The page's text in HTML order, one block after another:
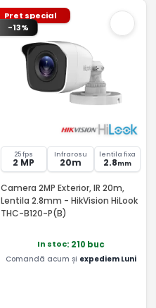
Pret special
-13%
25 fps
2 MP
Infrarosu
20m
lentila fixa
2.8mm
Camera 2MP Exterior, IR 20m,
Lentila 2.8mm - HikVision HiLook
THC-B120-P(B)
In stoc: 210 buc
Comandă acum și expediem Luni